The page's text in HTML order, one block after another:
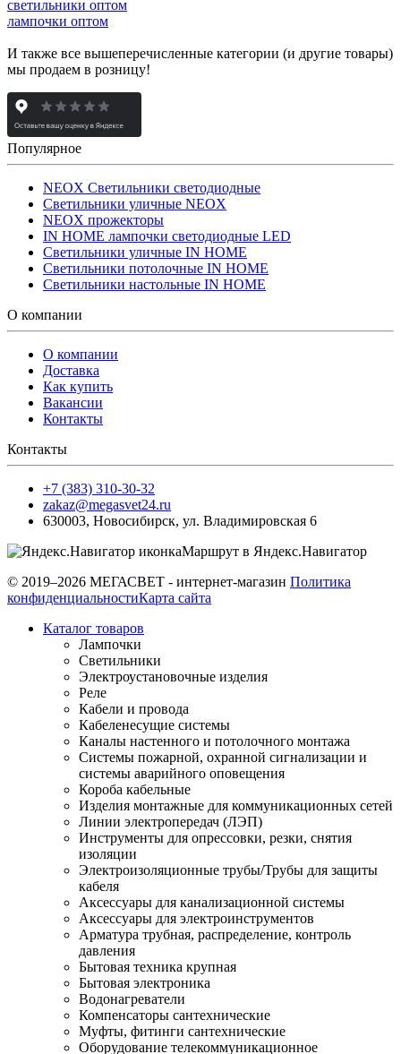
светильники оптом
лампочки оптом
И также все вышеперечисленные категории (и другие товары)
мы продаем в розницу!
Популярное
NEOX Светильники светодиодные
Светильники уличные NEOX
NEOX прожекторы
IN HOME лампочки светодиодные LED
Светильники уличные IN HOME
Светильники потолочные IN HOME
Светильники настольные IN HOME
О компании
О компании
Доставка
Как купить
Вакансии
Контакты
Контакты
+7 (383) 310-30-32
zakaz@megasvet24.ru
630003, Новосибирск, ул. Владимировская 6
Маршрут в Яндекс.Навигатор
© 2019–2026 МЕГАСВЕТ - интернет-магазин Политика
конфиденциальностиКарта сайта
Каталог товаров
Лампочки
Светильники
Электроустановочные изделия
Реле
Кабели и провода
Кабеленесущие системы
Каналы настенного и потолочного монтажа
Системы пожарной, охранной сигнализации и
системы аварийного оповещения
Короба кабельные
Изделия монтажные для коммуникационных сетей
Линии электропередач (ЛЭП)
Инструменты для опрессовки, резки, снятия
изоляции
Электроизоляционные трубы/Трубы для защиты
кабеля
Аксессуары для канализационной системы
Аксессуары для электроинструментов
Арматура трубная, распределение, контроль
давления
Бытовая техника крупная
Бытовая электроника
Водонагреватели
Компенсаторы сантехнические
Муфты, фитинги сантехнические
Оборудование телекоммуникационное